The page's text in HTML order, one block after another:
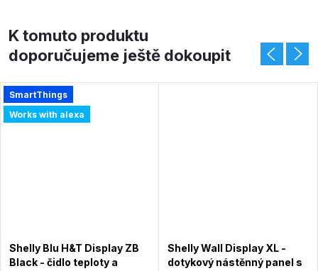
K tomuto produktu
doporučujeme ještě dokoupit
SmartThings
Works with alexa
Shelly Blu H&T Display ZB
Black - čidlo teploty a
Shelly Wall Display XL -
dotykový nástěnný panel s